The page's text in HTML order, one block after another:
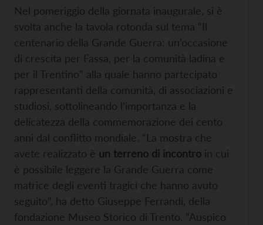
Nel pomeriggio della giornata inaugurale, si è
svolta anche la tavola rotonda sul tema “Il
centenario della Grande Guerra: un’occasione
di crescita per Fassa, per la comunità ladina e
per il Trentino” alla quale hanno partecipato
rappresentanti della comunità, di associazioni e
studiosi, sottolineando l’importanza e la
delicatezza della commemorazione dei cento
anni dal conflitto mondiale. “La mostra che
avete realizzato è un terreno di incontro in cui
è possibile leggere la Grande Guerra come
matrice degli eventi tragici che hanno avuto
seguito”, ha detto Giuseppe Ferrandi, della
fondazione Museo Storico di Trento. “Auspico